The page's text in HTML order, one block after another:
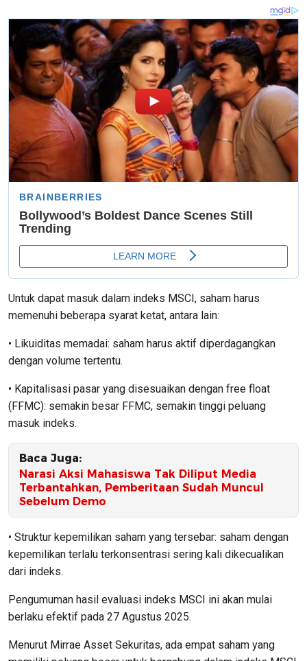
Untuk dapat masuk dalam indeks MSCI, saham harus
memenuhi beberapa syarat ketat, antara lain:
• Likuiditas memadai: saham harus aktif diperdagangkan
dengan volume tertentu.
• Kapitalisasi pasar yang disesuaikan dengan free float
(FFMC): semakin besar FFMC, semakin tinggi peluang
masuk indeks.
Baca Juga:
Narasi Aksi Mahasiswa Tak Diliput Media
Terbantahkan, Pemberitaan Sudah Muncul
Sebelum Demo
• Struktur kepemilikan saham yang tersebar: saham dengan
kepemilikan terlalu terkonsentrasi sering kali dikecualikan
dari indeks.
Pengumuman hasil evaluasi indeks MSCI ini akan mulai
berlaku efektif pada 27 Agustus 2025.
Menurut Mirrae Asset Sekuritas, ada empat saham yang